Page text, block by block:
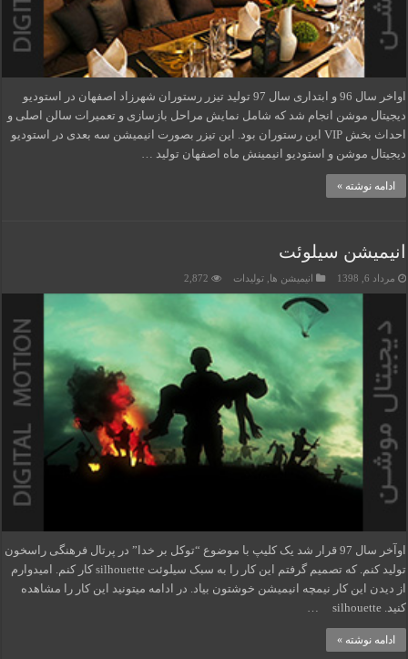
اواخر سال 96 و ابتداری سال 97 تولید تیزر رستوران شهرزاد اصفهان در استودیو
دیجیتال موشن انجام شد که شامل نمایش مراحل بازسازی و تعمیرات سالن اصلی و
احداث بخش VIP این رستوران بود. این تیزر بصورت انیمیشن سه بعدی در استودیو
دیجیتال موشن و استودیو انیمینش ماه اصفهان تولید …
ادامه نوشته »
انیمیشن سیلوئت
مرداد 6, 1398 انیمیشن ها ,تولیدات 2,872
اوآخر سال 97 قرار شد یک کلیپ با موضوع “توکل بر خدا” در پرتال فرهنگی راسخون
تولید کنم. که تصمیم گرفتم این کار را به سبک سیلوئت silhouette کار کنم. امیدوارم
از دیدن این کار نیمچه انیمیشن خوشتون بیاد. در ادامه میتونید این کار را مشاهده
کنید. silhouette …
ادامه نوشته »